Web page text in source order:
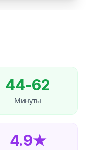
44-62
Минуты
4.9★